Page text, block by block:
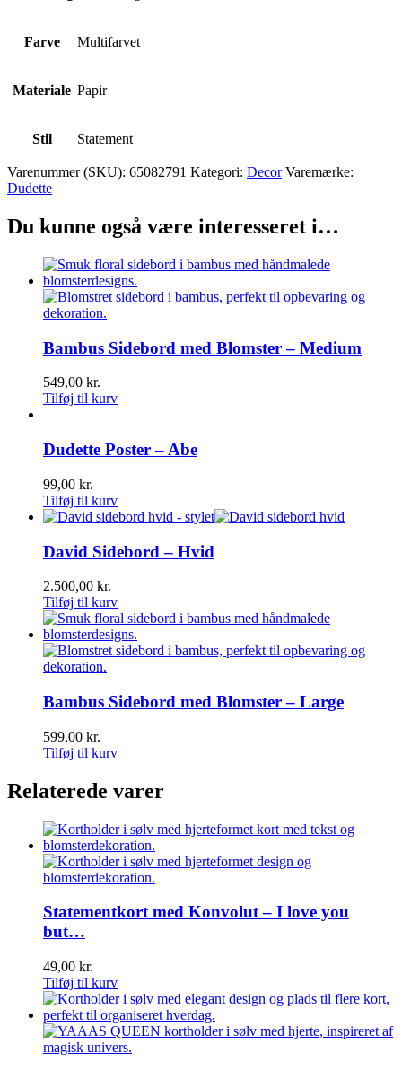
Farve Multifarvet
Materiale Papir
Stil Statement
Varenummer (SKU): 65082791 Kategori: Decor Varemærke:
Dudette
Du kunne også være interesseret i…
Bambus Sidebord med Blomster – Medium
549,00 kr.
Tilføj til kurv
Dudette Poster – Abe
99,00 kr.
Tilføj til kurv
David Sidebord – Hvid
2.500,00 kr.
Tilføj til kurv
Bambus Sidebord med Blomster – Large
599,00 kr.
Tilføj til kurv
Relaterede varer
Statementkort med Konvolut – I love you
but…
49,00 kr.
Tilføj til kurv